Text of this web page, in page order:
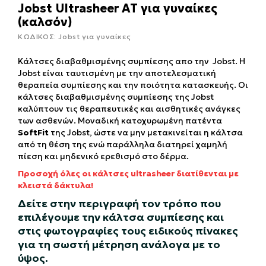
Jobst Ultrasheer AT για γυναίκες
(καλσόν)
ΚΩΔΙΚΟΣ:Jobst για γυναίκες
Κάλτσες διαβαθμισμένης συμπίεσης απο την Jobst. Η
Jobst είναι ταυτισμένη με την αποτελεσματική
θεραπεία συμπίεσης και την ποιότητα κατασκευής. Οι
κάλτσες διαβαθμισμένης συμπίεσης της Jobst
καλύπτουν τις θεραπευτικές και αισθητικές ανάγκες
των ασθενών. Μοναδική κατοχυρωμένη πατέντα
SoftFit της Jobst, ώστε να μην μετακινείται η κάλτσα
από τη θέση της ενώ παράλληλα διατηρεί χαμηλή
πίεση και μηδενικό ερεθισμό στο δέρμα.
Προσοχή όλες οι κάλτσες ultrasheer διατίθενται με
κλειστά δάκτυλα!
Δείτε στην περιγραφή τον τρόπο που
επιλέγουμε την κάλτσα συμπίεσης και
στις φωτογραφίες τους ειδικούς πίνακες
για τη σωστή μέτρηση ανάλογα με το
ύψος.